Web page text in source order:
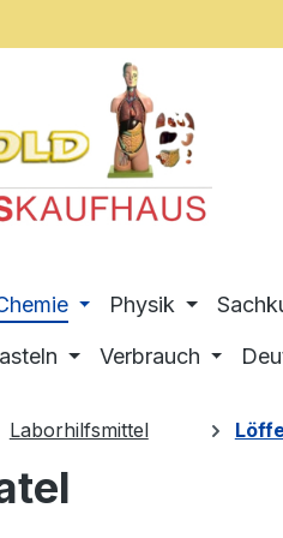
Physik
Verbrauch
Laborhilfsmittel